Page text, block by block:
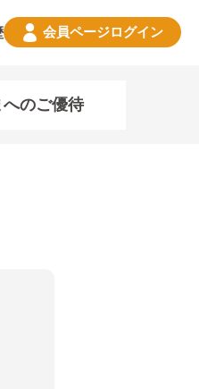
会員ページログイン
のご優待